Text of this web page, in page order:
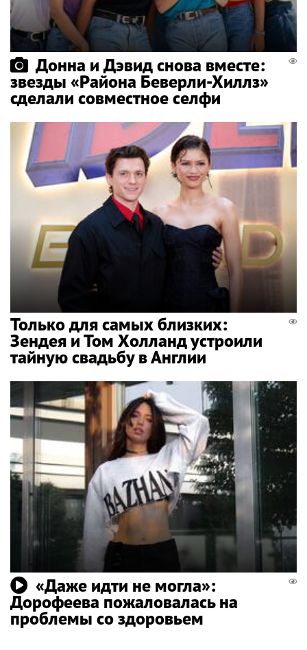
Донна и Дэвид снова вместе:
звезды «Района Беверли-Хиллз»
сделали совместное селфи
Только для самых близких:
Зендея и Том Холланд устроили
тайную свадьбу в Англии
«Даже идти не могла»:
Дорофеева пожаловалась на
проблемы со здоровьем